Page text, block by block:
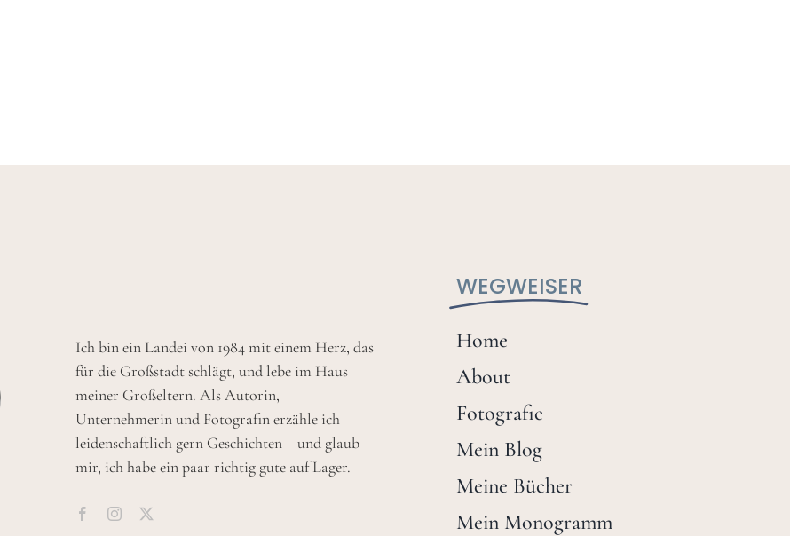
Ich bin ein Landei von 1984 mit einem Herz, das
für die Großstadt schlägt, und lebe im Haus
meiner Großeltern. Als Autorin,
Unternehmerin und Fotografin erzähle ich
leidenschaftlich gern Geschichten – und glaub
mir, ich habe ein paar richtig gute auf Lager.
WEGWEISER
Home
About
Fotografie
Mein Blog
Meine Bücher
Mein Monogramm